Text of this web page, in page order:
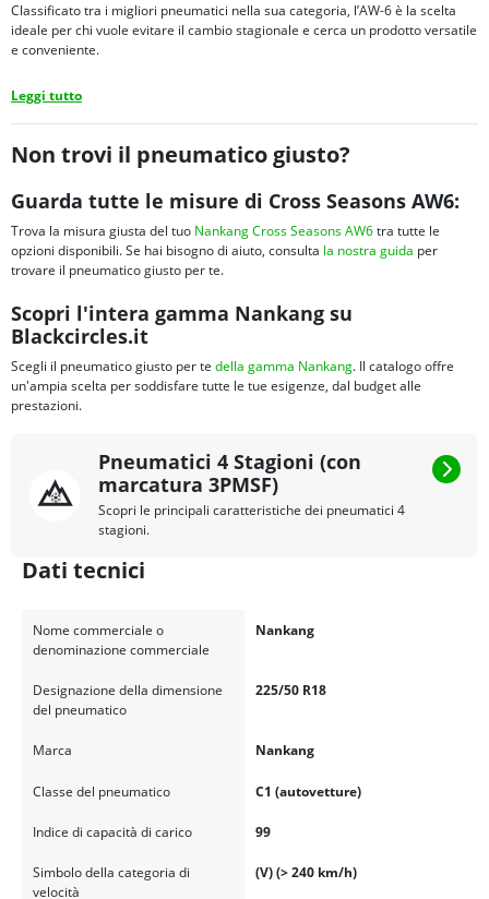
Classificato tra i migliori pneumatici nella sua categoria, l’AW-6 è la scelta
ideale per chi vuole evitare il cambio stagionale e cerca un prodotto versatile
e conveniente.
Leggi tutto
Non trovi il pneumatico giusto?
Guarda tutte le misure di Cross Seasons AW6:
Trova la misura giusta del tuo Nankang Cross Seasons AW6tra tutte le
opzioni disponibili. Se hai bisogno di aiuto, consulta la nostra guida per
trovare il pneumatico giusto per te.
Scopri l'intera gamma Nankang su
Blackcircles.it
Scegli il pneumatico giusto per te della gamma Nankang. Il catalogo offre
un'ampia scelta per soddisfare tutte le tue esigenze, dal budget alle
prestazioni.
Pneumatici 4 Stagioni (con
marcatura 3PMSF)
Scopri le principali caratteristiche dei pneumatici 4
stagioni.
Dati tecnici
Nome commerciale o
denominazione commerciale
Nankang
Designazione della dimensione
del pneumatico
225/50 R18
Marca Nankang
Classe del pneumatico C1 (autovetture)
Indice di capacità di carico 99
Simbolo della categoria di
velocità
(V) (> 240 km/h)